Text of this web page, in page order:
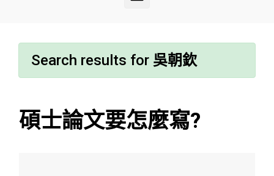
Search results for 吳朝欽
碩士論文要怎麼寫?